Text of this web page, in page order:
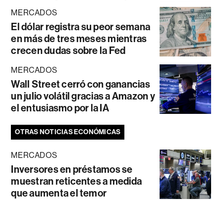
MERCADOS
El dólar registra su peor semana
en más de tres meses mientras
crecen dudas sobre la Fed
MERCADOS
Wall Street cerró con ganancias
un julio volátil gracias a Amazon y
el entusiasmo por la IA
OTRAS NOTICIAS ECONÓMICAS
MERCADOS
Inversores en préstamos se
muestran reticentes a medida
que aumenta el temor